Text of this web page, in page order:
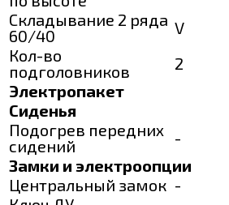
Складывание 2 ряда
60/40
V
Кол-во
подголовников
2
Электропакет
Сиденья
Подогрев передних
сидений
-
Замки и электроопции
Центральный замок -